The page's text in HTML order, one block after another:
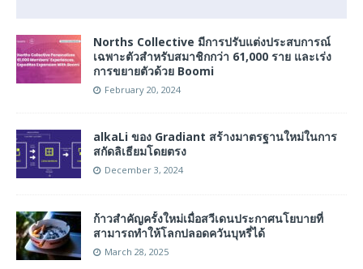
Norths Collective มีการปรับแต่งประสบการณ์
เฉพาะตัวสำหรับสมาชิกกว่า 61,000 ราย และเร่ง
การขยายตัวด้วย Boomi
February 20, 2024
alkaLi ของ Gradiant สร้างมาตรฐานใหม่ในการ
สกัดลิเธียมโดยตรง
December 3, 2024
ก้าวสำคัญครั้งใหม่เมื่อสวีเดนประกาศนโยบายที่
สามารถทำให้โลกปลอดควันบุหรี่ได้
March 28, 2025